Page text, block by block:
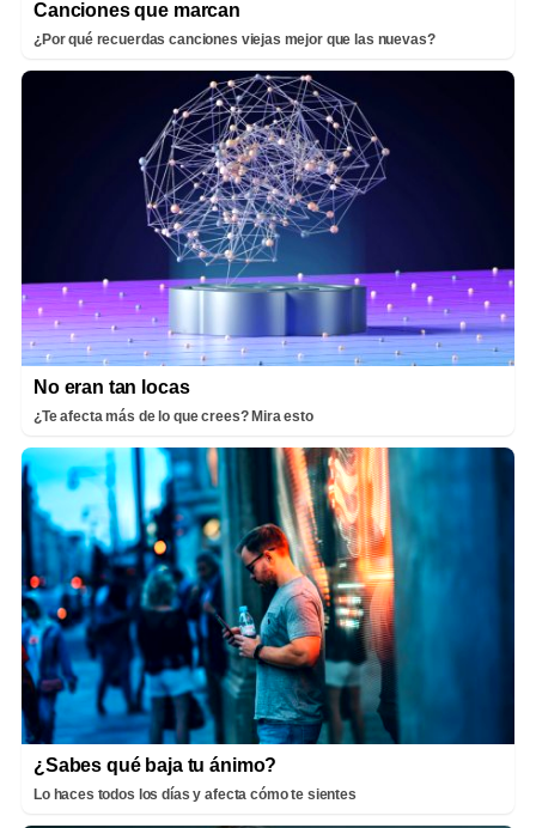
Canciones que marcan
¿Por qué recuerdas canciones viejas mejor que las nuevas?
No eran tan locas
¿Te afecta más de lo que crees? Mira esto
¿Sabes qué baja tu ánimo?
Lo haces todos los días y afecta cómo te sientes